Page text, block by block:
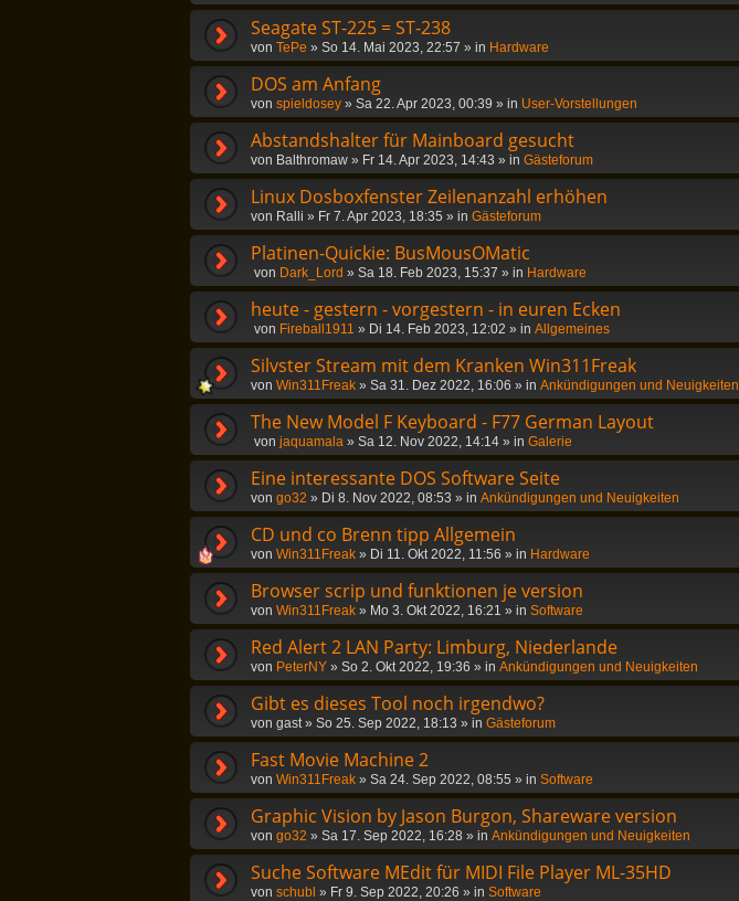
Seagate ST-225 = ST-238
von TePe » So 14. Mai 2023, 22:57 » in Hardware
DOS am Anfang
von spieldosey » Sa 22. Apr 2023, 00:39 » in User-Vorstellungen
Abstandshalter für Mainboard gesucht
von Balthromaw » Fr 14. Apr 2023, 14:43 » in Gästeforum
Linux Dosboxfenster Zeilenanzahl erhöhen
von Ralli » Fr 7. Apr 2023, 18:35 » in Gästeforum
Platinen-Quickie: BusMousOMatic
von Dark_Lord » Sa 18. Feb 2023, 15:37 » in Hardware
heute - gestern - vorgestern - in euren Ecken
von Fireball1911 » Di 14. Feb 2023, 12:02 » in Allgemeines
Silvster Stream mit dem Kranken Win311Freak
von Win311Freak » Sa 31. Dez 2022, 16:06 » in Ankündigungen und Neuigkeiten
The New Model F Keyboard - F77 German Layout
von jaquamala » Sa 12. Nov 2022, 14:14 » in Galerie
Eine interessante DOS Software Seite
von go32 » Di 8. Nov 2022, 08:53 » in Ankündigungen und Neuigkeiten
CD und co Brenn tipp Allgemein
von Win311Freak » Di 11. Okt 2022, 11:56 » in Hardware
Browser scrip und funktionen je version
von Win311Freak » Mo 3. Okt 2022, 16:21 » in Software
Red Alert 2 LAN Party: Limburg, Niederlande
von PeterNY » So 2. Okt 2022, 19:36 » in Ankündigungen und Neuigkeiten
Gibt es dieses Tool noch irgendwo?
von gast» So 25. Sep 2022, 18:13 » in Gästeforum
Fast Movie Machine 2
von Win311Freak » Sa 24. Sep 2022, 08:55 » in Software
Graphic Vision by Jason Burgon, Shareware version
von go32 » Sa 17. Sep 2022, 16:28 » in Ankündigungen und Neuigkeiten
Suche Software MEdit für MIDI File Player ML-35HD
von schubl » Fr 9. Sep 2022, 20:26 » in Software